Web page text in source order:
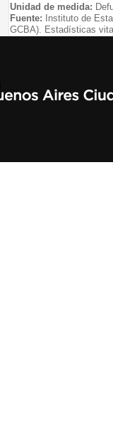
Unidad de medida:
Fuente: Instituto de
GCBA). Estadísticas